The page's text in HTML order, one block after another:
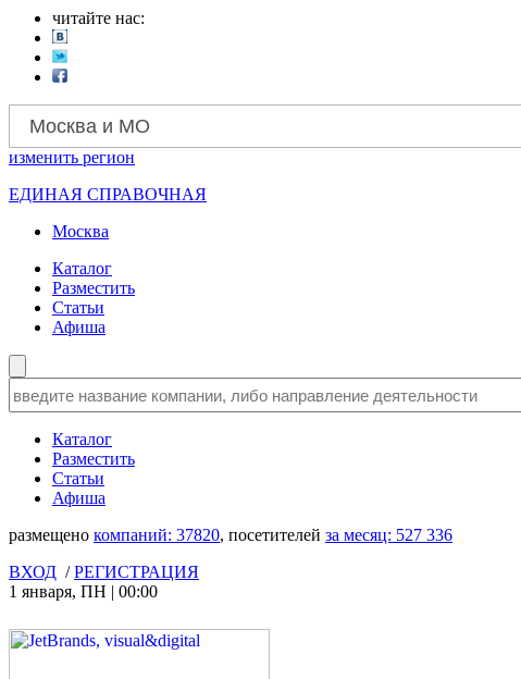
читайте нас:
Москва и МО
изменить регион
ЕДИНАЯ СПРАВОЧНАЯ
Москва
Каталог
Разместить
Статьи
Афиша
Каталог
Разместить
Статьи
Афиша
размещено компаний: 37820, посетителей за месяц: 527 336
ВХОД /РЕГИСТРАЦИЯ
1 января, ПН | 00:00